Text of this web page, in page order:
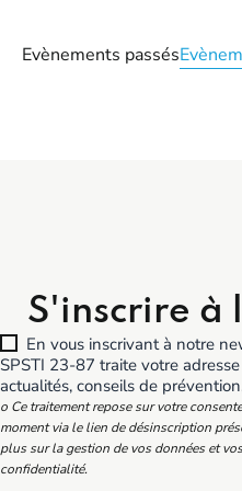
Evènements passés
S'inscrire à
En vous inscrivant à notre
SPSTI 23-87 traite votre
actualités, conseils de
o Ce traitement repose sur votre
moment via le lien de désinscription
plus sur la gestion de vos données et
confidentialité.